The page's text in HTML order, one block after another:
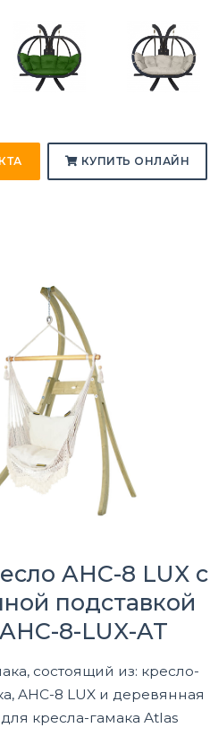
КУПИТЬ ОНЛАЙН
AHC-8 LUX с
подставкой
8-LUX-AT
состоящий из: кресло-
AHC-8 LUX и деревянная
кресла-гамака Atlas